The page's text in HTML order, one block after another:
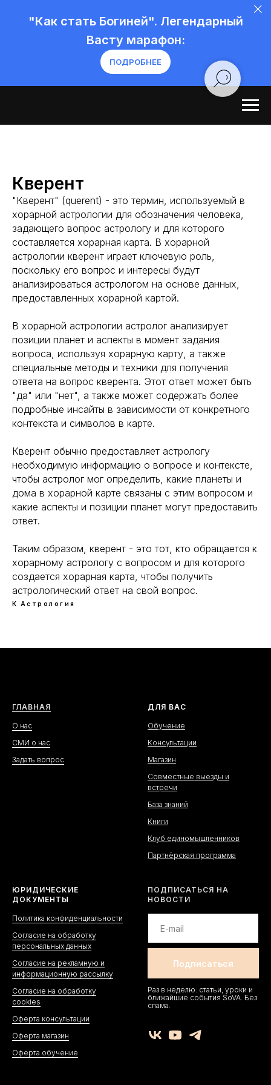
"Как стать Богиней". Легендарный
Васту марафон:
ПОДРОБНЕЕ
Кверент
"Кверент" (querent) - это термин, используемый в
хорарной астрологии для обозначения человека,
задающего вопрос астрологу и для которого
составляется хорарная карта. В хорарной
астрологии кверент играет ключевую роль,
поскольку его вопрос и интересы будут
анализироваться астрологом на основе данных,
предоставленных хорарной картой.
В хорарной астрологии астролог анализирует
позиции планет и аспекты в момент задания
вопроса, используя хорарную карту, а также
специальные методы и техники для получения
ответа на вопрос кверента. Этот ответ может быть
"да" или "нет", а также может содержать более
подробные инсайты в зависимости от конкретного
контекста и символов в карте.
Кверент обычно предоставляет астрологу
необходимую информацию о вопросе и контексте,
чтобы астролог мог определить, какие планеты и
дома в хорарной карте связаны с этим вопросом и
какие аспекты и позиции планет могут предоставить
ответ.
Таким образом, кверент - это тот, кто обращается к
хорарному астрологу с вопросом и для которого
создается хорарная карта, чтобы получить
астрологический ответ на свой вопрос.
К Астрология
ГЛАВНАЯ
О нас
СМИ о нас
Задать вопрос
ДЛЯ ВАС
Обучение
Консультации
Магазин
Совместные выезды и
встречи
База знаний
Книги
Клуб единомышленников
Партнёрская программа
ЮРИДИЧЕСКИЕ
ДОКУМЕНТЫ
Политика конфиденциальности
Согласие на обработку
персональных данных
Согласие на рекламную и
информационную рассылку
Согласие на обработку
cookies
Оферта консультации
Оферта магазин
Оферта обучение
ПОДПИСАТЬСЯ НА
НОВОСТИ
Раз в неделю: статьи, уроки и
ближайшие события SoVA. Без
спама.